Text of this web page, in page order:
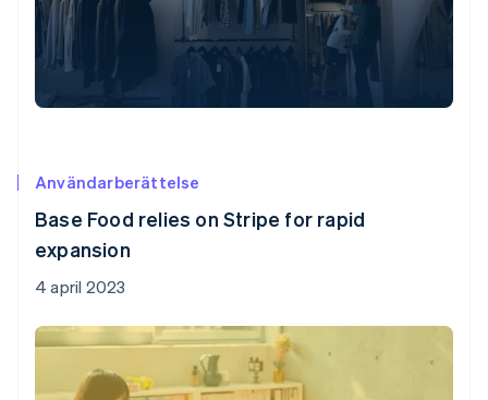
Användarberättelse
Base Food relies on Stripe for rapid
expansion
4 april 2023